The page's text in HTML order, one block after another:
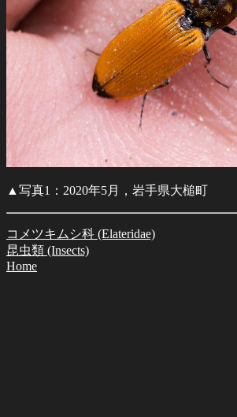
▲写真1：2020年5月，岩手県大槌町
コメツキムシ科 (Elateridae)
昆虫類 (Insects)
Home